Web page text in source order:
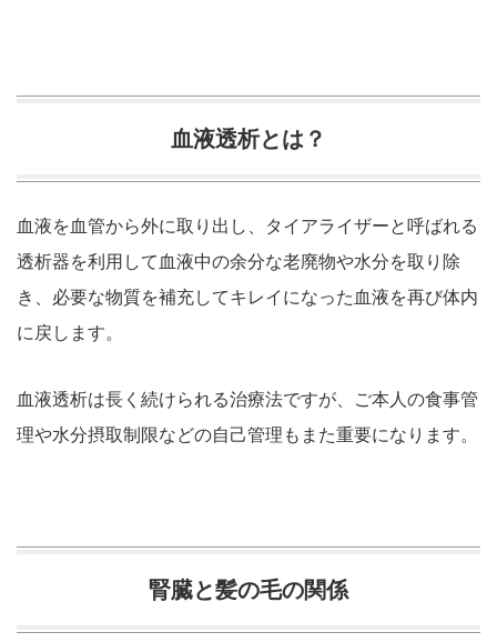
血液透析とは？
血液を血管から外に取り出し、タイアライザーと呼ばれる
透析器を利用して血液中の余分な老廃物や水分を取り除
き、必要な物質を補充してキレイになった血液を再び体内
に戻します。
血液透析は長く続けられる治療法ですが、ご本人の食事管
理や水分摂取制限などの自己管理もまた重要になります。
腎臓と髪の毛の関係